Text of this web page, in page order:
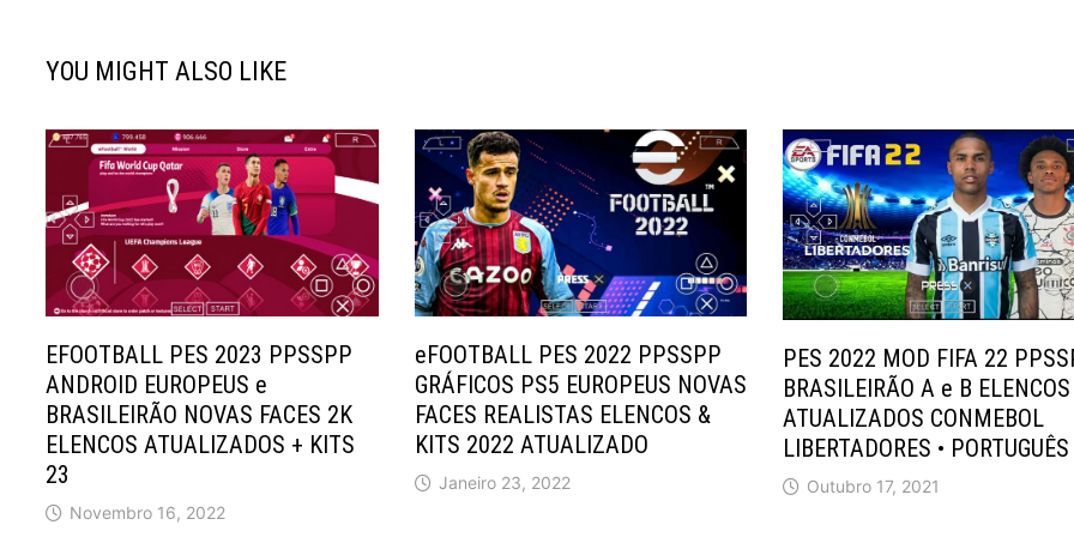
YOU MIGHT ALSO LIKE
EFOOTBALL PES 2023 PPSSPP
ANDROID EUROPEUS e
BRASILEIRÃO NOVAS FACES 2K
ELENCOS ATUALIZADOS + KITS
23
Novembro 16, 2022
eFOOTBALL PES 2022 PPSSPP
GRÁFICOS PS5 EUROPEUS NOVAS
FACES REALISTAS ELENCOS &
KITS 2022 ATUALIZADO
Janeiro 23, 2022
PES 2022 MOD FIFA 22
BRASILEIRÃO A e B ELENCOS
ATUALIZADOS CONMEBOL
LIBERTADORES • PORTUGUÊS
Outubro 17, 2021